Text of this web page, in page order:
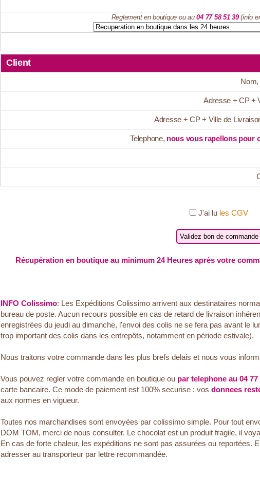
Reglement en boutique ou au04 77 58 51 39(info
Client
Nom,
Adresse + CP +
Adresse + CP + Ville de
Telephone, nous vous rapellons pour
J'ai lu les CGV
Récupération en boutique au minimum 24 Heures après votre
INFO Colissimo: Les Expéditions Colissimo arrivent aux destinataires
bureau de poste. Aucun recours possible en cas de retard de livraison
enregistrées du jeudi au dimanche, l'envoi des colis ne se fera pas avant le
trop important des colis dans les entrepôts, notamment en période estivale).
Nous traitons votre commande dans les plus brefs delais et nous vous
Vous pouvez regler votre commande en boutique ou par telephone au 04 77
carte bancaire. Ce mode de paiement est 100% securise : vos donnees
aux normes en vigueur.
Toutes nos marchandises sont envoyées par colissimo simple. Pour tout
DOM TOM, merci de nous consulter. Le chocolat est un produit fragile, il
En cas de forte chaleur, les expéditions ne sont pas assurées ou reportées.
adresser au transporteur par lettre recommandée.